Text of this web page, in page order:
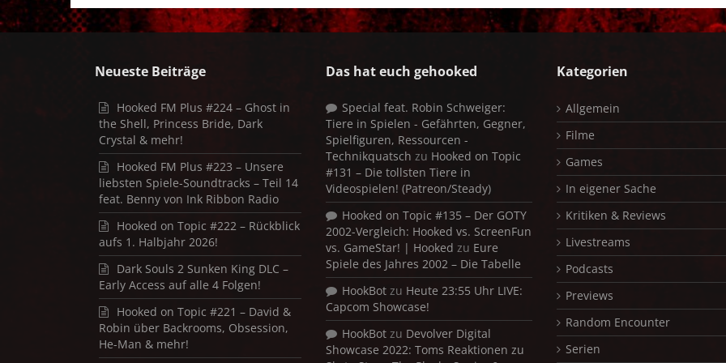
Neueste Beiträge
Hooked FM Plus #224 – Ghost in
the Shell, Princess Bride, Dark
Crystal & mehr!
Hooked FM Plus #223 – Unsere
liebsten Spiele-Soundtracks – Teil 14
feat. Benny von Ink Ribbon Radio
Hooked on Topic #222 – Rückblick
aufs 1. Halbjahr 2026!
Dark Souls 2 Sunken King DLC –
Early Access auf alle 4 Folgen!
Hooked on Topic #221 – David &
Robin über Backrooms, Obsession,
He-Man & mehr!
Das hat euch gehooked
Special feat. Robin Schweiger:
Tiere in Spielen - Gefährten, Gegner,
Spielfiguren, Ressourcen -
Technikquatsch zu Hooked on Topic
#131 – Die tollsten Tiere in
Videospielen! (Patreon/Steady)
Hooked on Topic #135 – Der GOTY
2002-Vergleich: Hooked vs. ScreenFun
vs. GameStar! | Hooked zu Eure
Spiele des Jahres 2002 – Die Tabelle
HookBot zu Heute 23:55 Uhr LIVE:
Capcom Showcase!
HookBot zu Devolver Digital
Showcase 2022: Toms Reaktionen zu
Kategorien
Allgemein
Filme
Games
In eigener Sache
Kritiken & Reviews
Livestreams
Podcasts
Previews
Random Encounter
Serien